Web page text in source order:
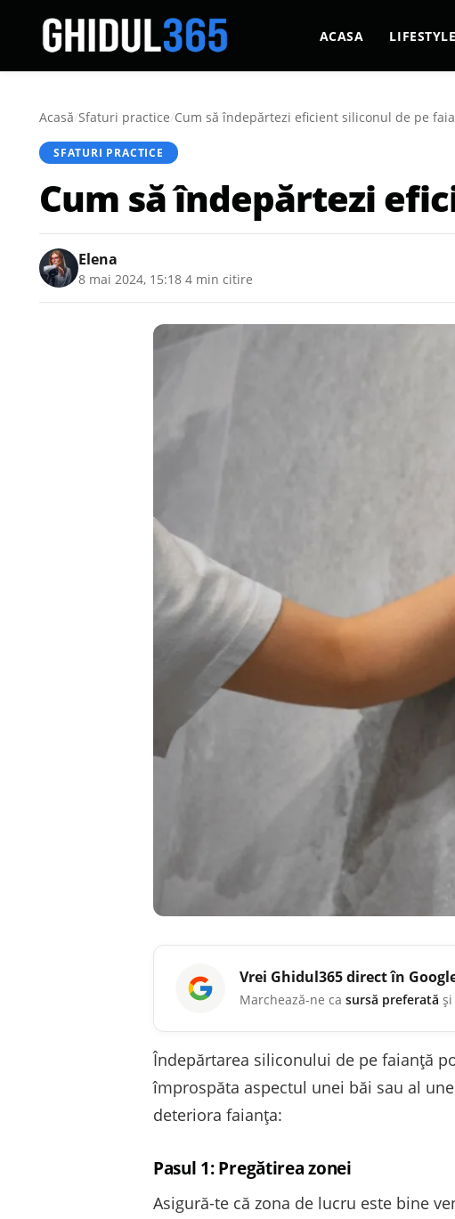
ACASA LIFESTYLE
Acasă/Sfaturi practice/Cum să îndepărtezi eficient siliconul de pe
SFATURI PRACTICE
Cum să îndepărtezi
Elena
8 mai 2024, 15:18 4 min citire
Vrei Ghidul365direct în
Marchează-ne ca sursă preferată
Îndepărtarea siliconului de pe faianță
împrospăta aspectul unei băi sau al
deteriora faianța:
Pasul 1: Pregătirea zonei
Asigură-te că zona de lucru este bine